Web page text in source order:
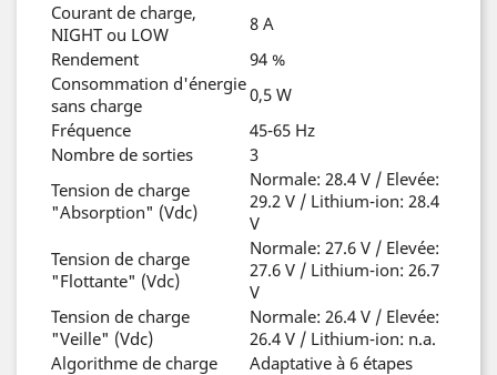
Courant de charge,
NIGHT ou LOW
8 A
Rendement
94 %
Consommation d'énergie
sans charge
0,5 W
Fréquence
45-65 Hz
Nombre de sorties
3
Tension de charge
"Absorption" (Vdc)
Normale: 28.4 V / Elevée:
29.2 V / Lithium-ion: 28.4
V
Tension de charge
"Flottante" (Vdc)
Normale: 27.6 V / Elevée:
27.6 V / Lithium-ion: 26.7
V
Tension de charge
"Veille" (Vdc)
Normale: 26.4 V / Elevée:
26.4 V / Lithium-ion: n.a.
Algorithme de charge
Adaptative à 6 étapes